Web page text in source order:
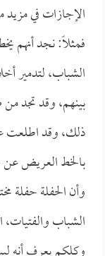
الإجازات في مزيد
فمثلاً: نجد أنهم
الشباب، لتدمير
بينهم، وقد تجد
ذلك، وقد اطلعت
بالخط العريض
وأن الحفلة حفلة
الشباب